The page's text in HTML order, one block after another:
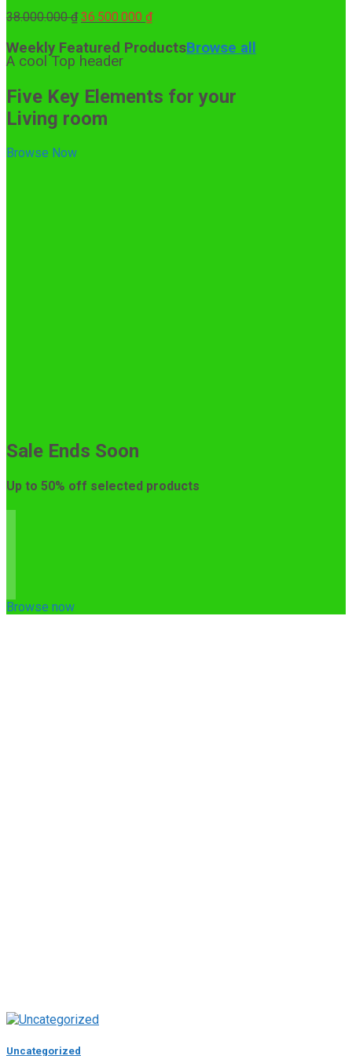
A cool Top header
Five Key Elements for your
Living room
Browse Now
38.000.000₫ Giá
là:
38.000.000 ₫.
36.500.000 ₫Giá
tại
Weekly Featured ProductsBrowse all
Sale Ends Soon
Up to 50% off selected products
Browse now
Uncategorized